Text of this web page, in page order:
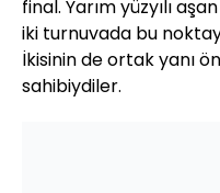
final. Yarım yüzyılı
iki turnuvada bu
İkisinin de ortak yanı
sahibiydiler.